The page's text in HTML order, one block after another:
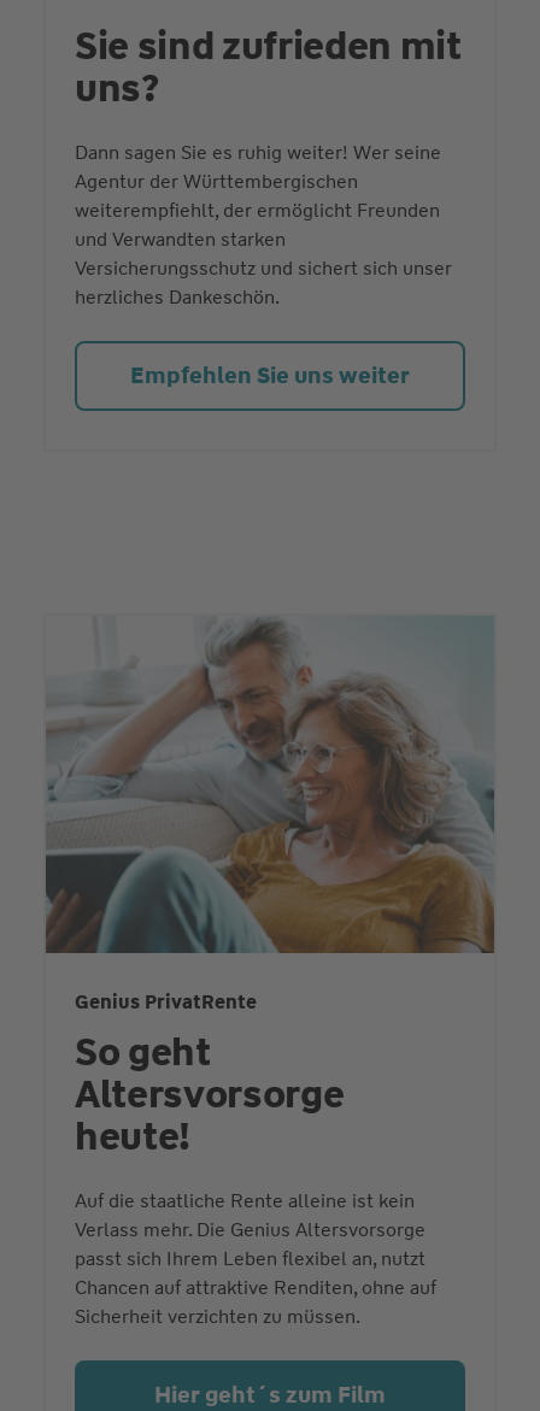
Sie sind zufrieden mit
uns?
Dann sagen Sie es ruhig weiter! Wer seine
Agentur der Württembergischen
weiterempfiehlt, der ermöglicht Freunden
und Verwandten starken
Versicherungsschutz und sichert sich unser
herzliches Dankeschön.
Empfehlen Sie uns weiter
Genius PrivatRente
So geht
Altersvorsorge
heute!
Auf die staatliche Rente alleine ist kein
Verlass mehr. Die Genius Altersvorsorge
passt sich Ihrem Leben flexibel an, nutzt
Chancen auf attraktive Renditen, ohne auf
Sicherheit verzichten zu müssen.
Hier geht´s zum Film